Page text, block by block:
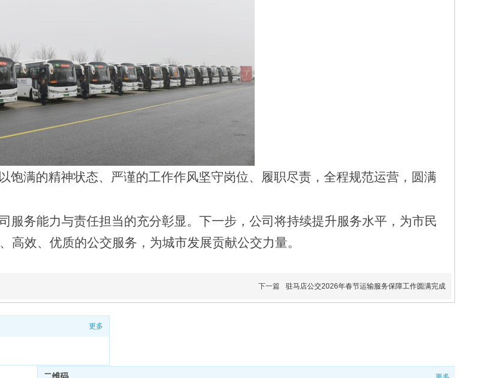
饱满的精神状态、严谨的工作作风坚守岗位、履职尽责，全程规范运营，圆满
服务能力与责任担当的充分彰显。下一步， 公司将持续提升服务水平，为市民
高效、优质的公交服务，为城市发展贡献公交力量。
下一篇 驻马店公交2026年春节运输服务保障工作圆满完成
更多